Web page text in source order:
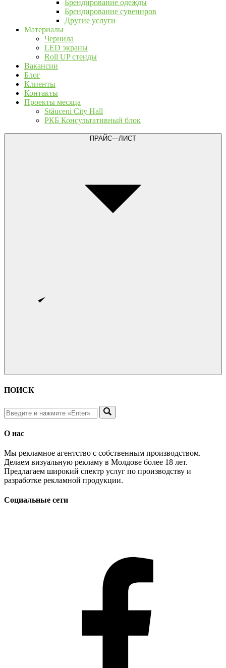
Брендирование одежды
Брендирование сувениров
Другие услуги
Материалы
Чернила
LED экраны
Roll UP стенды
Вакансии
Блог
Клиенты
Контакты
Проекты месяца
Stăuceni City Hall
РКБ Консультативный блок
ПРАЙС—ЛИСТ
ПОИСК
О нас
Мы рекламное агентство с собственным производством.
Делаем визуальную рекламу в Молдове более 18 лет.
Предлагаем широкий спектр услуг по производству и
разработке рекламной продукции.
Социальные сети